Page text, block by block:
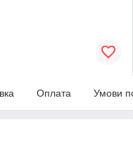
Оплата Умови